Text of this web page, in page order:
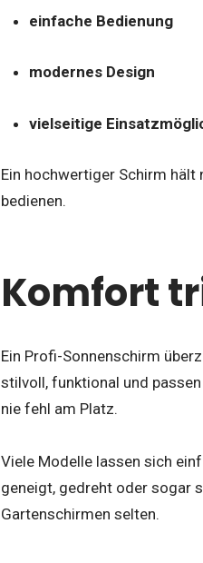
einfache Bedienung
modernes Design
vielseitige
Ein hochwertiger Schirm hält
bedienen.
Komfort
Ein Profi-Sonnenschirm
stilvoll, funktional und
nie fehl am Platz.
Viele Modelle lassen sich
geneigt, gedreht oder sogar
Gartenschirmen selten.